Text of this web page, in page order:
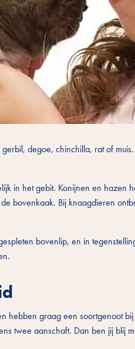
degoe, chinchilla, rat of
in het gebit. Konijnen en hazen
bovenkaak. Bij knaagdieren
bovenlip, en in
hebben graag een soortgenoot
twee aanschaft. Dan ben jij blij